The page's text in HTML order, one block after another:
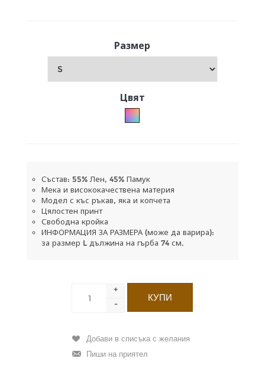
Размер
Цвят
Състав: 55% Лен, 45% Памук
Мека и висококачествена материя
Модел с къс ръкав, яка и копчета
Цялостен принт
Свободна кройка
ИНФОРМАЦИЯ ЗА РАЗМЕРА (може да варира):
за размер L дължина на гърба 74 см.
+
-